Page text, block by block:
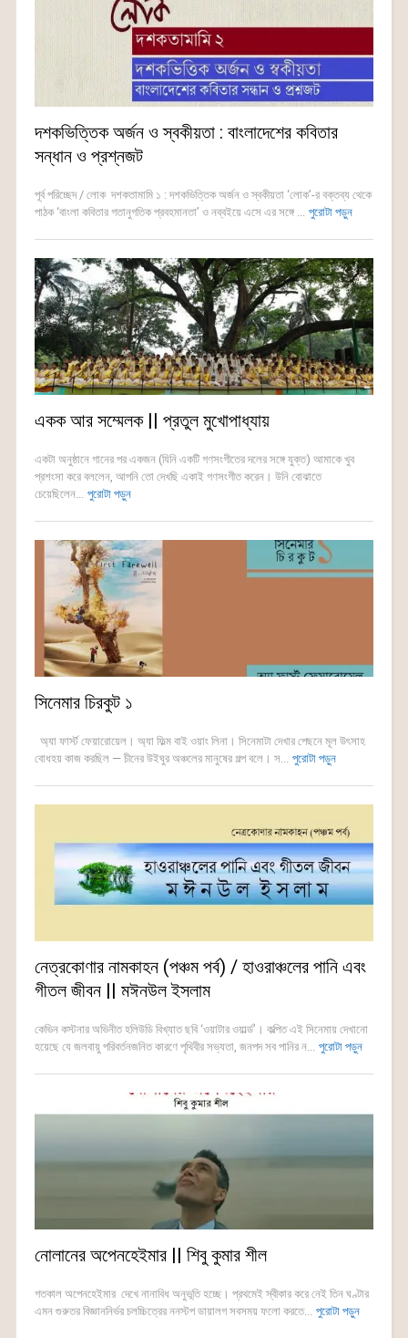
দশকভিত্তিক অর্জন ও স্বকীয়তা : বাংলাদেশের কবিতার
সন্ধান ও প্রশ্নজট
পূর্ব পরিচ্ছেদ / লোক দশকতামামি ১ : দশকভিত্তিক অর্জন ও স্বকীয়তা ‘লোক’-র বক্তব্য থেকে
পাঠক ‘বাংলা কবিতার গতানুগতিক প্রবহমানতা’ ও নব্বইয়ে এসে এর সঙ্গে ... পুরোটা পড়ুন
একক আর সম্মেলক || প্রতুল মুখোপাধ্যায়
একটা অনুষ্ঠানে গানের পর একজন (যিনি একটি গণসংগীতের দলের সঙ্গে যুক্ত) আমাকে খুব
প্রশংসা করে বললেন, আপনি তো দেখছি একাই গণসংগীত করেন। উনি বোঝাতে
চেয়েছিলেন... পুরোটা পড়ুন
সিনেমার চিরকুট ১
অ্যা ফার্স্ট ফেয়ারোয়েল। অ্যা ফিল্ম বাই ওয়াং লিনা। সিনেমাটা দেখার পেছনে মূল উৎসাহ
বোধহয় কাজ করছিল — চীনের উইঘুর অঞ্চলের মানুষের গল্প বলে। স... পুরোটা পড়ুন
নেত্রকোণার নামকাহন (পঞ্চম পর্ব) / হাওরাঞ্চলের পানি এবং
গীতল জীবন || মঈনউল ইসলাম
কেভিন কস্টনার অভিনীত হলিউডি বিখ্যাত ছবি ‘ওয়াটার ওয়ার্ল্ড’। কল্পিত এই সিনেমায় দেখানো
হয়েছে যে জলবায়ু পরিবর্তনজনিত কারণে পৃথিবীর সভ্যতা, জনপদ সব পানির ন... পুরোটা পড়ুন
নোলানের অপেনহেইমার || শিবু কুমার শীল
গতকাল অপেনহেইমার দেখে নানাবিধ অনুভূতি হচ্ছে। প্রথমেই স্বীকার করে নেই তিন ঘণ্টার
এমন গুরুতর বিজ্ঞাননির্ভর চলচ্চিত্রের ননস্টপ ডায়ালগ সবসময় ফলো করতে... পুরোটা পড়ুন